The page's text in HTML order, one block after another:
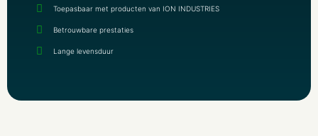
Toepasbaar met producten van ION INDUSTRIES
Betrouwbare prestaties
Lange levensduur